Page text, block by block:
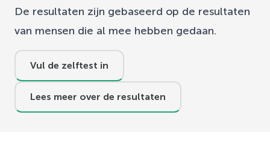
De resultaten zijn gebaseerd op de resultaten
van mensen die al mee hebben gedaan.
Vul de zelftest in
Lees meer over de resultaten